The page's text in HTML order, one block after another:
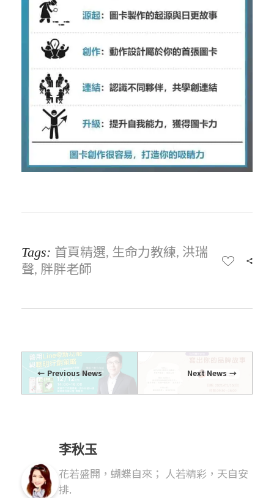
Tags: 首頁精選, 生命力教練, 洪瑞
聲, 胖胖老師
Previous News Next News
李秋玉
花若盛開，蝴蝶自來； 人若精彩，天自安
排.